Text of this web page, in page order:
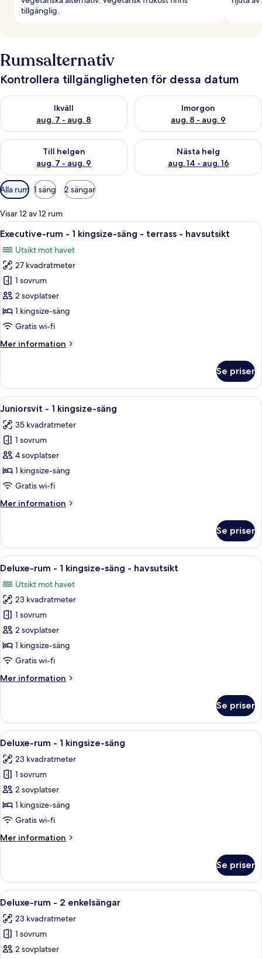
tillgänglig.
Rumsalternativ
Kontrollera tillgängligheten för dessa datum
Ikväll
aug. 7 - aug. 8
Kontrollera tillgängligheten för ikväll aug. 7 - aug. 8
Imorgon
aug. 8 - aug. 9
Kontrollera tillgängligheten
Till helgen
aug. 7 - aug. 9
Kontrollera tillgängligheten för den här helgen aug. 7 - aug. 9
Nästa helg
aug. 14 - aug. 16
Kontrollera tillgängligheten
Tillgängliga
filter
för
rum
Alla rum 1 säng 2 sängar
Visar 12 av 12 rum
Öppna
alla
foton
för
Executive-
rum
-
1
säng
-
havsutsikt
En balkong med vita loungestolar,
6
Executive-rum - 1 kingsize-säng - terrass - havsutsikt
Utsikt mot havet
27 kvadratmeter
1 sovrum
2 sovplatser
1 kingsize-säng
Gratis wi-fi
Mer information
Mer
rum
1
säng
-
havsutsikt
Se priser
Öppna
alla
foton
för
Juniorsvit
-
1
säng
Ett modernt hotellrum med en
5
Juniorsvit - 1 kingsize-säng
35 kvadratmeter
1 sovrum
4 sovplatser
1 kingsize-säng
Gratis wi-fi
Mer information
Mer
-
kingsize-
Se priser
Öppna
alla
foton
för
Deluxe-
rum
-
1
säng
Ett hotellrum med en säng, en
8
Deluxe-rum - 1 kingsize-säng - havsutsikt
Utsikt mot havet
23 kvadratmeter
1 sovrum
2 sovplatser
1 kingsize-säng
Gratis wi-fi
Mer information
Mer
rum
1
säng
Se priser
Öppna
alla
foton
för
Deluxe-
rum
-
kingsize-
Ett hotellrum med en säng, en
6
Deluxe-rum - 1 kingsize-säng
23 kvadratmeter
1 sovrum
2 sovplatser
1 kingsize-säng
Gratis wi-fi
Mer information
Mer
rum
1
säng
Se priser
Öppna
alla
foton
för
Deluxe-
Ett hotellrum med två sängar, ett
7
Deluxe-rum - 2 enkelsängar
23 kvadratmeter
1 sovrum
2 sovplatser